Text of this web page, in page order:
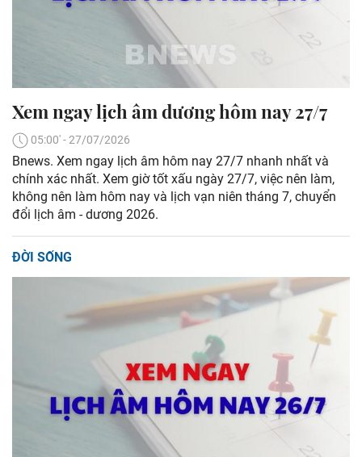
Xem ngay lịch âm dương hôm nay 27/7
05:00' - 27/07/2026
Bnews. Xem ngay lịch âm hôm nay 27/7 nhanh nhất và
chính xác nhất. Xem giờ tốt xấu ngày 27/7, việc nên làm,
không nên làm hôm nay và lịch vạn niên tháng 7, chuyển
đổi lịch âm - dương 2026.
ĐỜI SỐNG